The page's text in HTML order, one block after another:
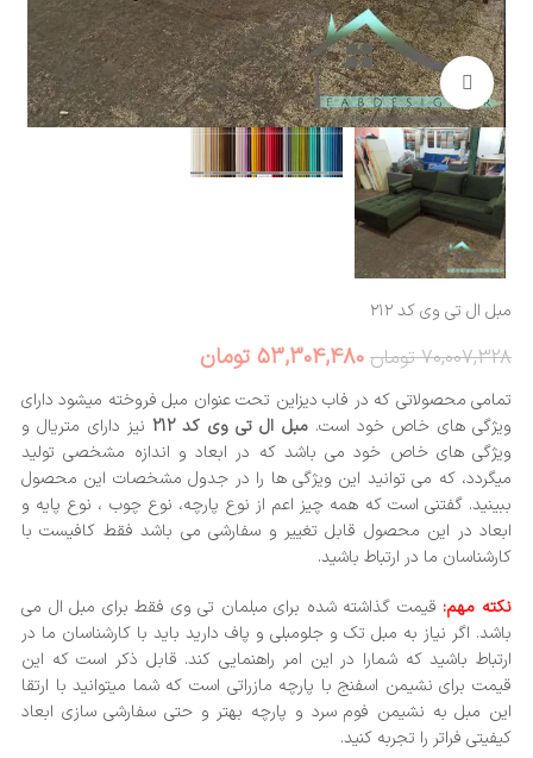
بزرگنمایی تصویر
مبل ال تی وی کد ۲۱۲
70,007,328 تومان 53,304,480 تومان
تمامی محصولاتی که در فاب دیزاین تحت عنوان مبل فروخته میشود دارای
ویژگی های خاص خود است.مبل ال تی وی کد 212
نیز دارای متریال و
ویژگی های خاص خود می باشد که در ابعاد و اندازه مشخصی تولید
میگردد، که می توانید این ویژگی ها را در جدول مشخصات این محصول
ببینید. گفتنی است که همه چیز اعم از نوع پارچه، نوع چوب ، نوع پایه و
ابعاد در این محصول قابل تغییر و سفارشی می باشد فقط کافیست با
کارشناسان ما در ارتباط باشید.
نکته مهم: قیمت گذاشته شده برای مبلمان تی وی فقط برای مبل ال می
باشد. اگر نیاز به مبل تک و جلومبلی و پاف دارید باید با کارشناسان ما در
ارتباط باشید که شمارا در این امر راهنمایی کند. قابل ذکر است که این
قیمت برای نشیمن اسفنج با پارچه مازراتی است که شما میتوانید با ارتقا
این مبل به نشیمن فوم سرد و پارچه بهتر و حتی سفارشی سازی ابعاد
کیفیتی فراتر را تجربه کنید.